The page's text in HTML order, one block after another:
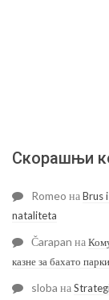
Скорашњи
Romeo наBrus
nataliteta
Čarapan на
казне за бахато
sloba на